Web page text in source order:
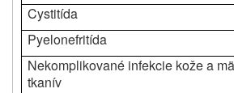
Cystitída
Pyelonefritída
Nekomplikované infekcie kože a
tkanív